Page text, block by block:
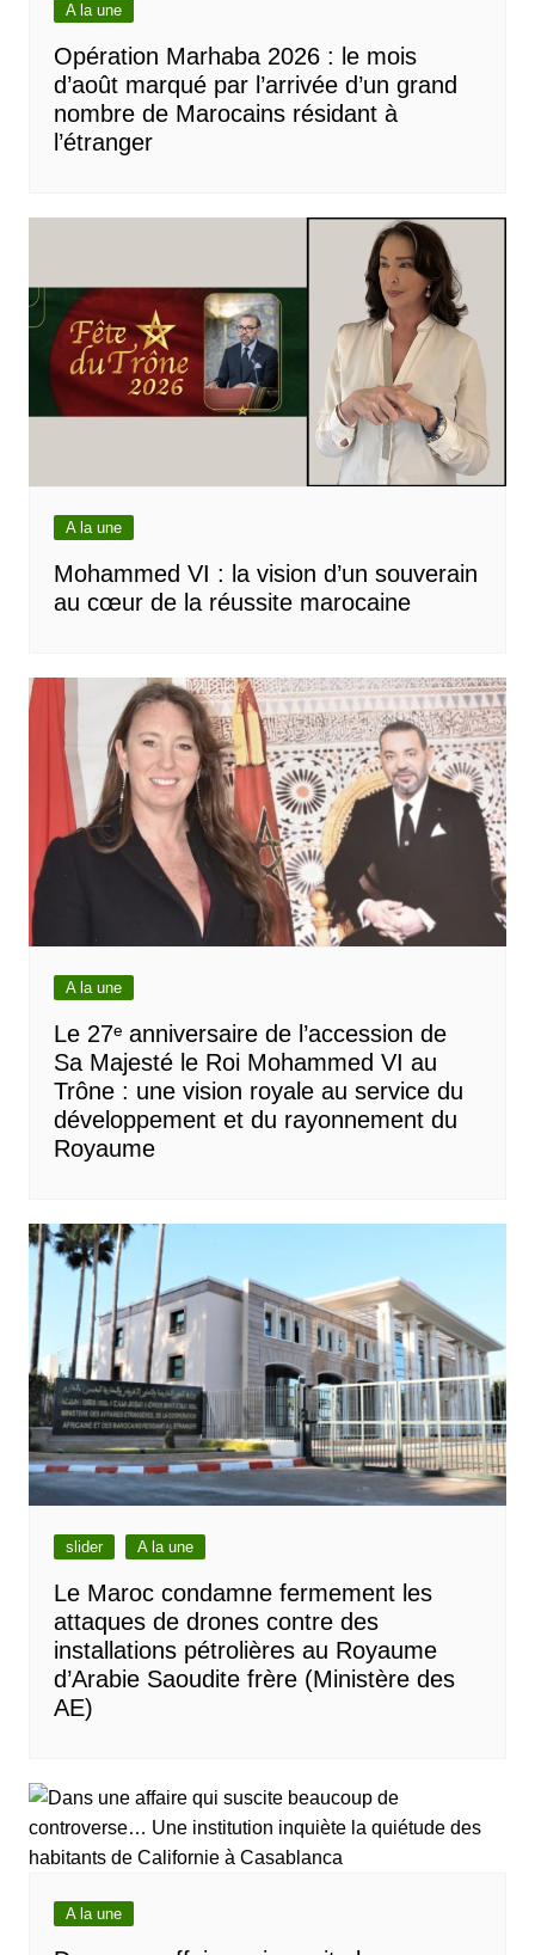
A la une
Opération Marhaba 2026 : le mois
d’août marqué par l’arrivée d’un grand
nombre de Marocains résidant à
l’étranger
A la une
Mohammed VI : la vision d’un souverain
au cœur de la réussite marocaine
A la une
Le 27ᵉ anniversaire de l’accession de
Sa Majesté le Roi Mohammed VI au
Trône : une vision royale au service du
développement et du rayonnement du
Royaume
slider A la une
Le Maroc condamne fermement les
attaques de drones contre des
installations pétrolières au Royaume
d’Arabie Saoudite frère (Ministère des
AE)
A la une